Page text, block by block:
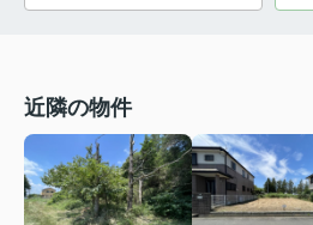
近隣の物件